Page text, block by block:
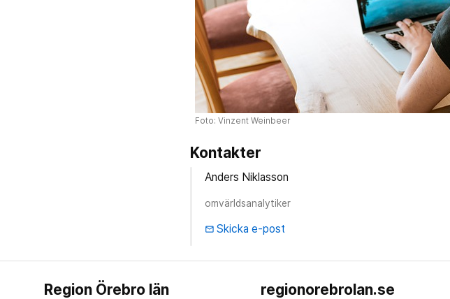
Foto: Vinzent Weinbeer
Kontakter
Anders Niklasson
omvärldsanalytiker
email Skicka e-post
Region Örebro län regionorebrolan.se